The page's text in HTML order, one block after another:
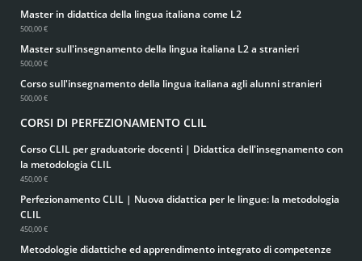
Master in didattica della lingua italiana come L2
500,00 €
Master sull'insegnamento della lingua italiana L2 a stranieri
500,00 €
Corso sull'insegnamento della lingua italiana agli alunni stranieri
500,00 €
CORSI DI PERFEZIONAMENTO CLIL
Corso CLIL per graduatorie docenti | Didattica dell'insegnamento con
la metodologia CLIL
450,00 €
Perfezionamento CLIL | Nuova didattica per le lingue: la metodologia
CLIL
450,00 €
Metodologie didattiche ed apprendimento integrato di competenze